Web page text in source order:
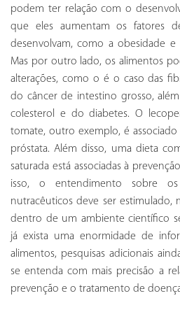
podem ter relação com o
que eles aumentam os fatores
desenvolvam, como a obesidade
Mas por outro lado, os alimentos
alterações, como o é o caso das
do câncer de intestino grosso,
colesterol e do diabetes. O
tomate, outro exemplo, é
próstata. Além disso, uma dieta
saturada está associadas à
isso, o entendimento sobre
nutracêuticos deve ser estimulado,
dentro de um ambiente científico
já exista uma enormidade de
alimentos, pesquisas adicionais
se entenda com mais precisão a
prevenção e o tratamento de